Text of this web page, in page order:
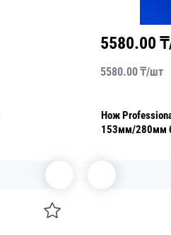
5580.00
5580.00₸/шт
Нож
153мм/280мм